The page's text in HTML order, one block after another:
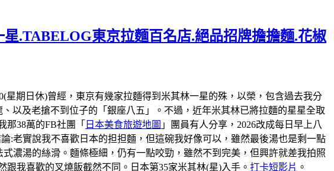
.TABELOG東京拉麵百名店.絕品招牌擔擔麵.花椒
星期日休)曾經，東京有幾家拉麵得到米其林一星的殊，以榮，包含過去我分
、以及老搶不到位子的「銀座八五」。不過，近年米其林已將拉麵的星星全取
那38萬的FB社團「 日本美食旅遊地圖 」團員有人分享，2026改成每日早上八
:老實說我不喜歡日本的担担麵，但這碗我好像可以，雖然最後湯也是剩一點
濃湯的絲滑。麵條極細，仍有一點咬勁，雖然不到完美，但興許就差我拍照
我喜歡的叉燒飯截然不同。日本第35家米其林(星)入手。 打卡短影片 。